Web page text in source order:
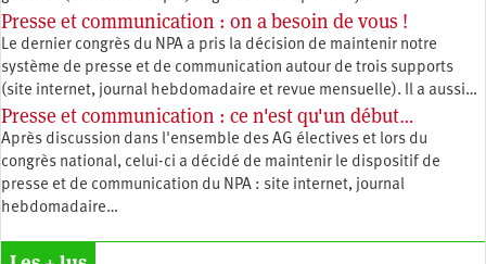
Presse et communication : on a besoin de vous !
Le dernier congrès du NPA a pris la décision de maintenir notre
système de presse et de communication autour de trois supports
(site internet, journal hebdomadaire et revue mensuelle). Il a aussi…
Presse et communication : ce n'est qu'un début…
Après discussion dans l'ensemble des AG électives et lors du
congrès national, celui-ci a décidé de maintenir le dispositif de
presse et de communication du NPA : site internet, journal
hebdomadaire…